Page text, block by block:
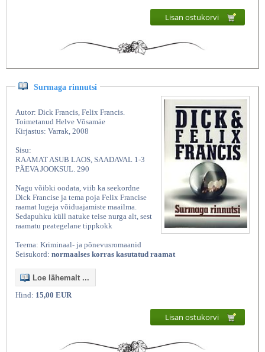
Lisan ostukorvi
Surmaga rinnutsi
Autor: Dick Francis, Felix Francis.
Toimetanud Helve Võsamäe
Kirjastus: Varrak, 2008
Sisu:
RAAMAT ASUB LAOS, SAADAVAL 1-3
PÄEVA JOOKSUL. 290
Nagu võibki oodata, viib ka seekordne
Dick Francise ja tema poja Felix Francise
raamat lugeja võiduajamiste maailma.
Sedapuhku küll natuke teise nurga alt, sest
raamatu peategelane tippkokk
Teema: Kriminaal- ja põnevusromaanid
Seisukord: normaalses korras kasutatud raamat
Loe lähemalt ...
Hind: 15,00 EUR
Lisan ostukorvi